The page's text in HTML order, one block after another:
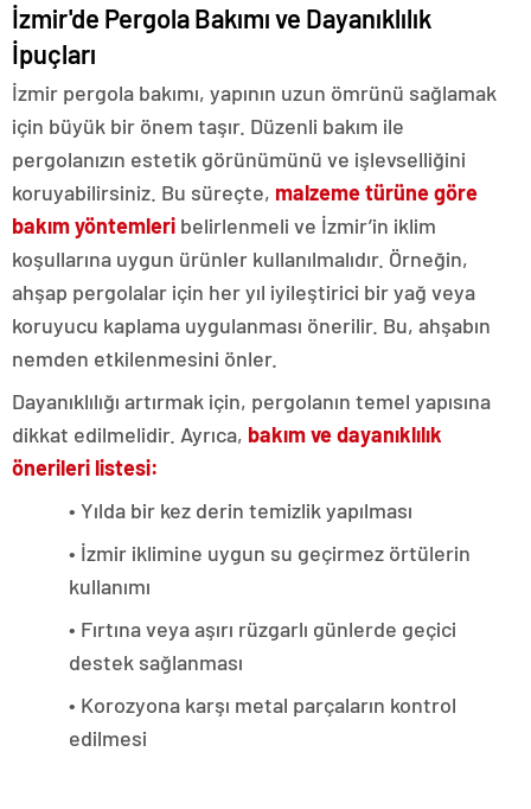
İzmir'de Pergola Bakımı ve Dayanıklılık
İpuçları
İzmir pergola bakımı, yapının uzun ömrünü sağlamak
için büyük bir önem taşır. Düzenli bakım ile
pergolanızın estetik görünümünü ve işlevselliğini
koruyabilirsiniz. Bu süreçte, malzeme türüne göre
bakım yöntemleri belirlenmeli ve İzmir’in iklim
koşullarına uygun ürünler kullanılmalıdır. Örneğin,
ahşap pergolalar için her yıl iyileştirici bir yağ veya
koruyucu kaplama uygulanması önerilir. Bu, ahşabın
nemden etkilenmesini önler.
Dayanıklılığı artırmak için, pergolanın temel yapısına
dikkat edilmelidir. Ayrıca, bakım ve dayanıklılık
önerileri listesi:
• Yılda bir kez derin temizlik yapılması
• İzmir iklimine uygun su geçirmez örtülerin
kullanımı
• Fırtına veya aşırı rüzgarlı günlerde geçici
destek sağlanması
• Korozyona karşı metal parçaların kontrol
edilmesi